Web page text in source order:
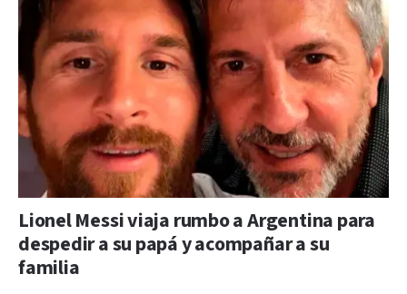
Lionel Messi viaja rumbo a Argentina para
despedir a su papá y acompañar a su
familia